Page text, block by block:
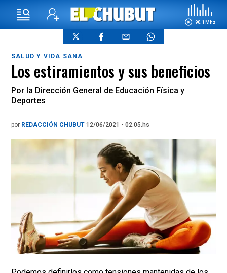
90.1 Mhz
SALUD Y VIDA SANA
Los estiramientos y sus beneficios
Por la Dirección General de Educación Física y
Deportes
por REDACCIÓN CHUBUT 12/06/2021 - 02.05.hs